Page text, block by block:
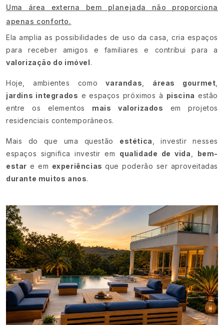
Uma área externa bem planejada não proporciona
apenas conforto.
Ela amplia as possibilidades de uso da casa, cria espaços
para receber amigos e familiares e contribui para a
valorização do imóvel.
Hoje, ambientes comovarandas áreas gourmet
jardins integrados e espaços próximos à piscina estão
entre os elementos mais valorizados em projetos
residenciais contemporâneos.
Mais do que uma questão estética
, investir nesses
espaços significa investir em qualidade de vida
bem-
estar e em experiênciasque poderão ser aproveitadas
durante muitos anos.